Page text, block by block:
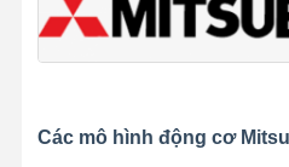
Các mô hình động cơ